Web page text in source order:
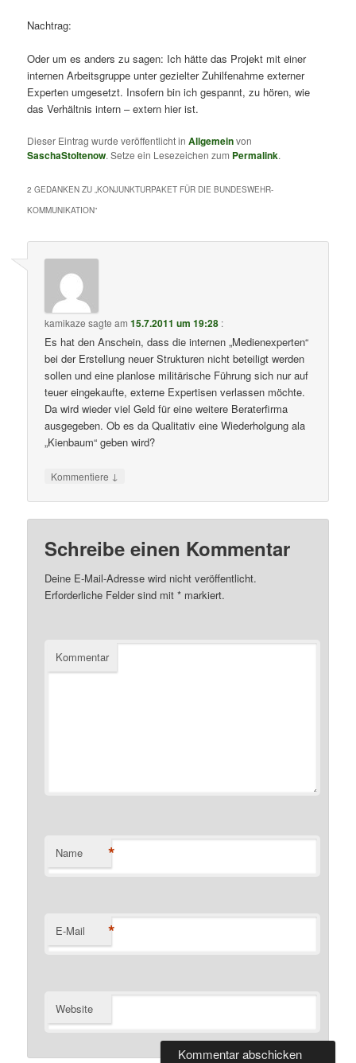
Nachtrag:
Oder um es anders zu sagen: Ich hätte das Projekt mit einer
internen Arbeitsgruppe unter gezielter Zuhilfenahme externer
Experten umgesetzt. Insofern bin ich gespannt, zu hören, wie
das Verhältnis intern – extern hier ist.
Dieser Eintrag wurde veröffentlicht inAllgemeinvon
SaschaStoltenow. Setze ein Lesezeichen zum Permalink.
2 GEDANKEN ZU „KONJUNKTURPAKET FÜR DIE BUNDESWEHR-
KOMMUNIKATION“
kamikaze sagte am15.7.2011 um 19:28 :
Es hat den Anschein, dass die internen „Medienexperten“
bei der Erstellung neuer Strukturen nicht beteiligt werden
sollen und eine planlose militärische Führung sich nur auf
teuer eingekaufte, externe Expertisen verlassen möchte.
Da wird wieder viel Geld für eine weitere Beraterfirma
ausgegeben. Ob es da Qualitativ eine Wiederholgung ala
„Kienbaum“ geben wird?
Kommentiere ↓
Schreibe einen Kommentar
Deine E-Mail-Adresse wird nicht veröffentlicht.
Erforderliche Felder sind mit* markiert.
Kommentar
Name *
E-Mail *
Website